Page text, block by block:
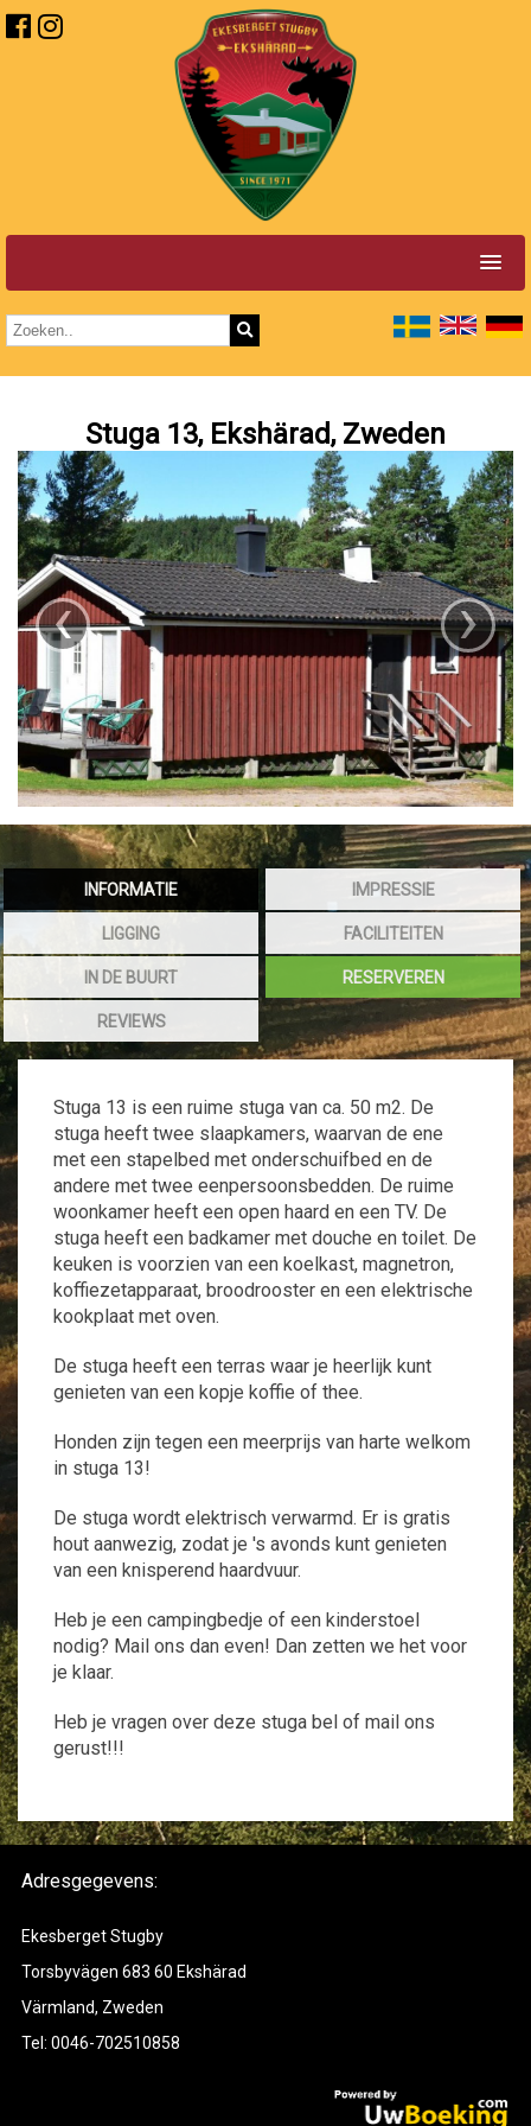
Stuga 13, Ekshärad, Zweden
‹ ›
INFORMATIE IMPRESSIE
LIGGING FACILITEITEN
IN DE BUURT RESERVEREN
REVIEWS
Stuga 13 is een ruime stuga van ca. 50 m2. De
stuga heeft twee slaapkamers, waarvan de ene
met een stapelbed met onderschuifbed en de
andere met twee eenpersoonsbedden. De ruime
woonkamer heeft een open haard en een TV. De
stuga heeft een badkamer met douche en toilet. De
keuken is voorzien van een koelkast, magnetron,
koffiezetapparaat, broodrooster en een elektrische
kookplaat met oven.
De stuga heeft een terras waar je heerlijk kunt
genieten van een kopje koffie of thee.
Honden zijn tegen een meerprijs van harte welkom
in stuga 13!
De stuga wordt elektrisch verwarmd. Er is gratis
hout aanwezig, zodat je 's avonds kunt genieten
van een knisperend haardvuur.
Heb je een campingbedje of een kinderstoel
nodig? Mail ons dan even! Dan zetten we het voor
je klaar.
Heb je vragen over deze stuga bel of mail ons
gerust!!!
Adresgegevens:
Ekesberget Stugby
Torsbyvägen 683 60 Ekshärad
Värmland, Zweden
Tel: 0046-702510858